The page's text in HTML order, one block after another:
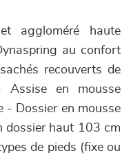
aggloméré haute
au confort
recouverts de
Assise en mousse
- Dossier en mousse
dossier haut 103 cm
de pieds (fixe ou